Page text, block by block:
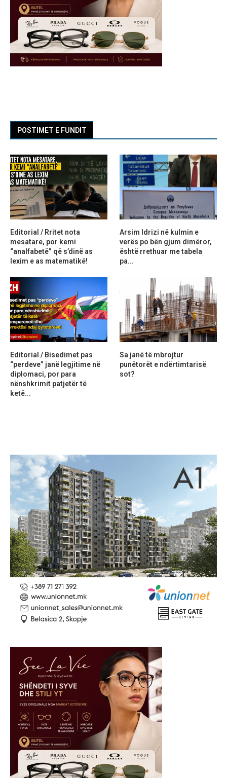
POSTIMET E FUNDIT
Editorial / Rritet nota
mesatare, por kemi
“analfabetë” që s’dinë as
lexim e as matematikë!
Arsim Idrizi në kulmin e
verës po bën gjum dimëror,
është rrethuar me tabela
pa...
Editorial / Bisedimet pas
“perdeve” janë legjitime në
diplomaci, por para
nënshkrimit patjetër të
ketë...
Sa janë të mbrojtur
punëtorët e ndërtimtarisë
sot?